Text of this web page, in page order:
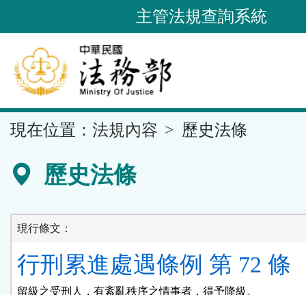
到
要
內
容
區
主管法規查詢系統
現在位置： 法規內容 歷史法條
歷史法條
現行條文：
行刑累進處遇條例 第 72 條